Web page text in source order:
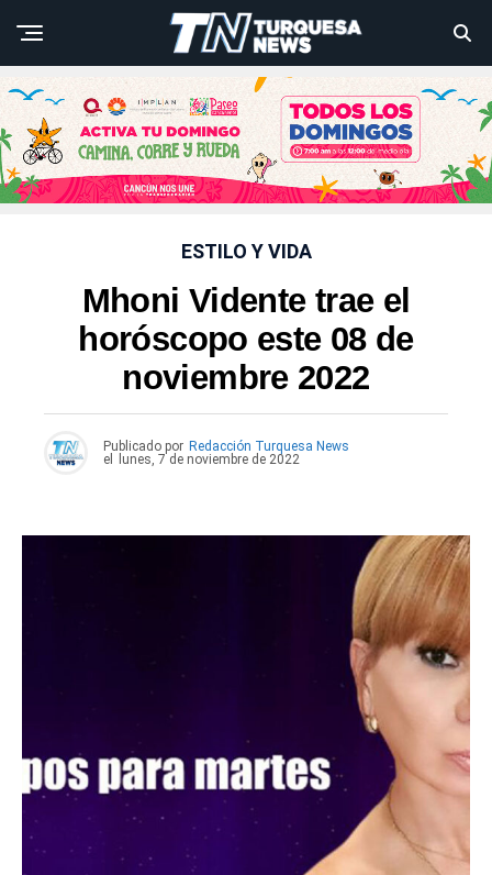
ESTILO Y VIDA
Mhoni Vidente trae el
horóscopo este 08 de
noviembre 2022
Publicado por Redacción Turquesa News
el
lunes, 7 de noviembre de 2022